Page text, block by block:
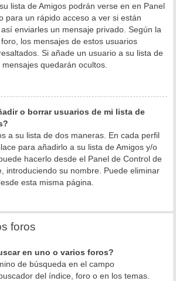
lista de Amigos podrán verse en en Panel
para un rápido acceso a ver si están
enviarles un mensaje privado. Según la
los mensajes de estos usuarios
Si añade un usuario a su lista de
quedarán ocultos.
o borrar usuarios de mi lista de
a su lista de dos maneras. En cada perfil
para añadirlo a su lista de Amigos y/o
hacerlo desde el Panel de Control de
introduciendo su nombre. Puede eliminar
esta misma página.
foros
en uno o varios foros?
de búsqueda en el campo
del índice, foro o en los temas.